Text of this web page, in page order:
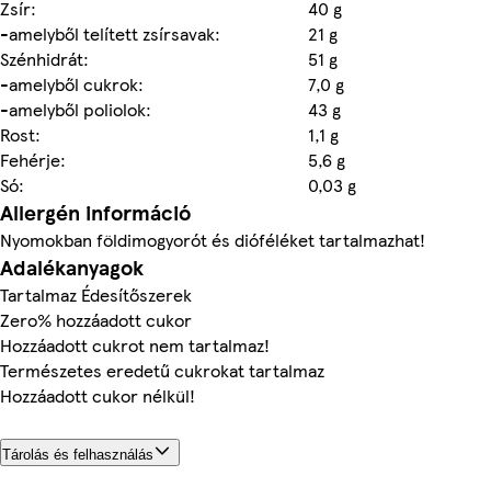
Zsír:
40 g
-amelyből telített zsírsavak:
21 g
Szénhidrát:
51 g
-amelyből cukrok:
7,0 g
-amelyből poliolok:
43 g
Rost:
1,1 g
Fehérje:
5,6 g
Só:
0,03 g
Allergén információ
Nyomokban földimogyorót és dióféléket tartalmazhat!
Adalékanyagok
Tartalmaz Édesítőszerek
Zero% hozzáadott cukor
Hozzáadott cukrot nem tartalmaz!
Természetes eredetű cukrokat tartalmaz
Hozzáadott cukor nélkül!
Tárolás és felhasználás